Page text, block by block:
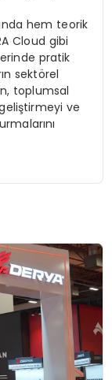
hem teorik
Cloud gibi
pratik
sektörel
toplumsal
ve